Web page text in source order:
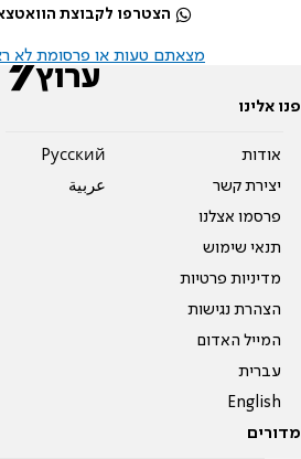
הצטרפו לקבוצת
מצאתם טעות או פרסומת לא
פנו אלינו
אודות
יצירת קשר
פרסמו אצלנו
תנאי שימוש
מדיניות פרטיות
הצהרת נגישות
המייל האדום
עברית
English
Pусский
عربية
מדורים